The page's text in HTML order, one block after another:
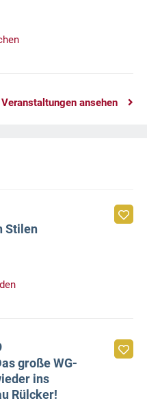
ansehen
Stilen
große WG-
ins
Rülcker!